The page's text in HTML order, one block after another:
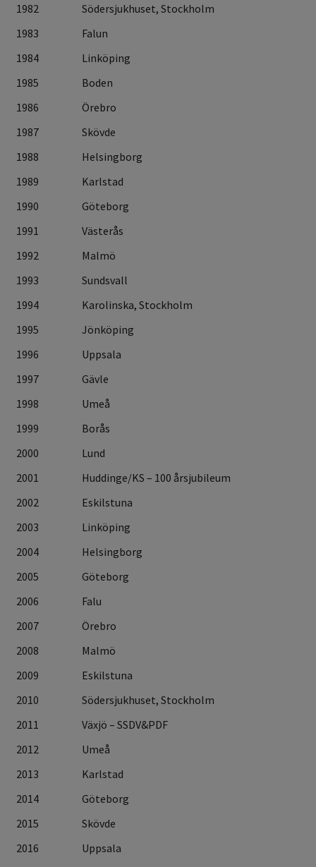
1982
Södersjukhuset, Stockholm
1983
Falun
1984
Linköping
1985
Boden
1986
Örebro
1987
Skövde
1988
Helsingborg
1989
Karlstad
1990
Göteborg
1991
Västerås
1992
Malmö
1993
Sundsvall
1994
Karolinska, Stockholm
1995
Jönköping
1996
Uppsala
1997
Gävle
1998
Umeå
1999
Borås
2000
Lund
2001
Huddinge/KS – 100 årsjubileum
2002
Eskilstuna
2003
Linköping
2004
Helsingborg
2005
Göteborg
2006
Falu
2007
Örebro
2008
Malmö
2009
Eskilstuna
2010
Södersjukhuset, Stockholm
2011
Växjö – SSDV&PDF
2012
Umeå
2013
Karlstad
2014
Göteborg
2015
Skövde
2016
Uppsala